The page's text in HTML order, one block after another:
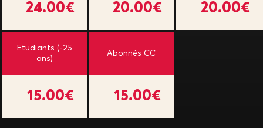
24.00€ 20.00€ 20.00€
Etudiants (-25
ans)
15.00€
Abonnés CC
15.00€